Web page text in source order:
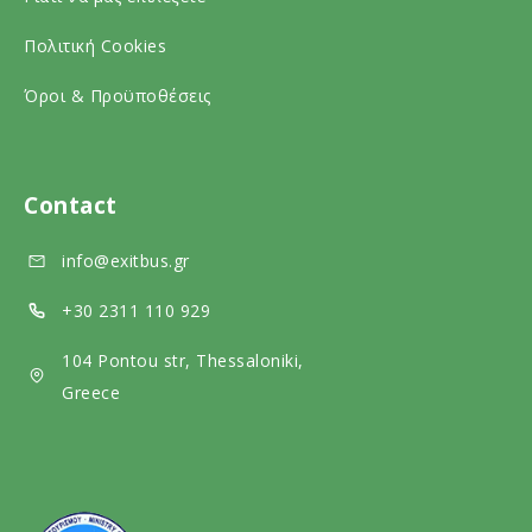
a
l
m
i
i
a
l
d
a
o
c
i
m
d
i
a
Πολιτική Cookies
Όροι & Προϋποθέσεις
Contact
info@exitbus.gr
+30 2311 110 929
104 Pontou str, Thessaloniki,
Greece